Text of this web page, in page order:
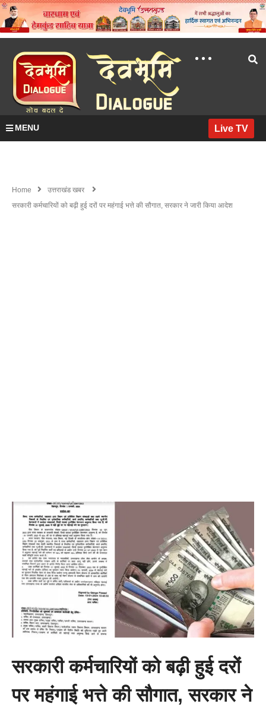
MENU Live TV
Home
उत्तराखंड खबर
सरकारी कर्मचारियों को बढ़ी हुई दरों पर महंगाई भत्ते की सौगात, सरकार ने जारी किया आदेश
सरकारी कर्मचारियों को बढ़ी हुई दरों
पर महंगाई भत्ते की सौगात, सरकार ने